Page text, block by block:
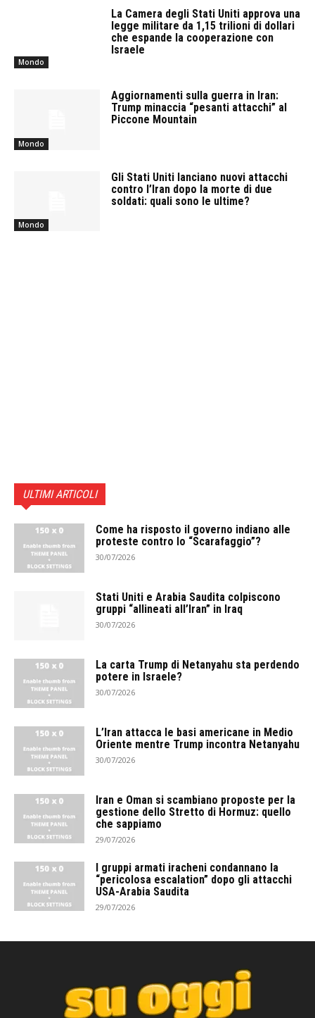
Mondo
La Camera degli Stati Uniti approva una
legge militare da 1,15 trilioni di dollari
che espande la cooperazione con
Israele
Mondo
Aggiornamenti sulla guerra in Iran:
Trump minaccia “pesanti attacchi” al
Piccone Mountain
Mondo
Gli Stati Uniti lanciano nuovi attacchi
contro l’Iran dopo la morte di due
soldati: quali sono le ultime?
ULTIMI ARTICOLI
Come ha risposto il governo indiano alle
proteste contro lo “Scarafaggio”?
30/07/2026
Stati Uniti e Arabia Saudita colpiscono
gruppi “allineati all’Iran” in Iraq
30/07/2026
La carta Trump di Netanyahu sta perdendo
potere in Israele?
30/07/2026
L’Iran attacca le basi americane in Medio
Oriente mentre Trump incontra Netanyahu
30/07/2026
Iran e Oman si scambiano proposte per la
gestione dello Stretto di Hormuz: quello
che sappiamo
29/07/2026
I gruppi armati iracheni condannano la
“pericolosa escalation” dopo gli attacchi
USA-Arabia Saudita
29/07/2026